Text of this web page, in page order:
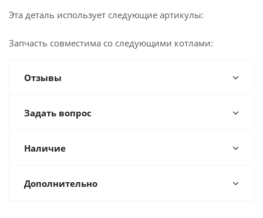
Казань, ул. Проспект Победы, 35Б
Мало
Альметьевск, ул. Советская, 180А
Мало
Эта деталь использует следующие артикулы:
Запчасть совместима со следующими котлами:
Отзывы
Задать вопрос
Наличие
Дополнительно